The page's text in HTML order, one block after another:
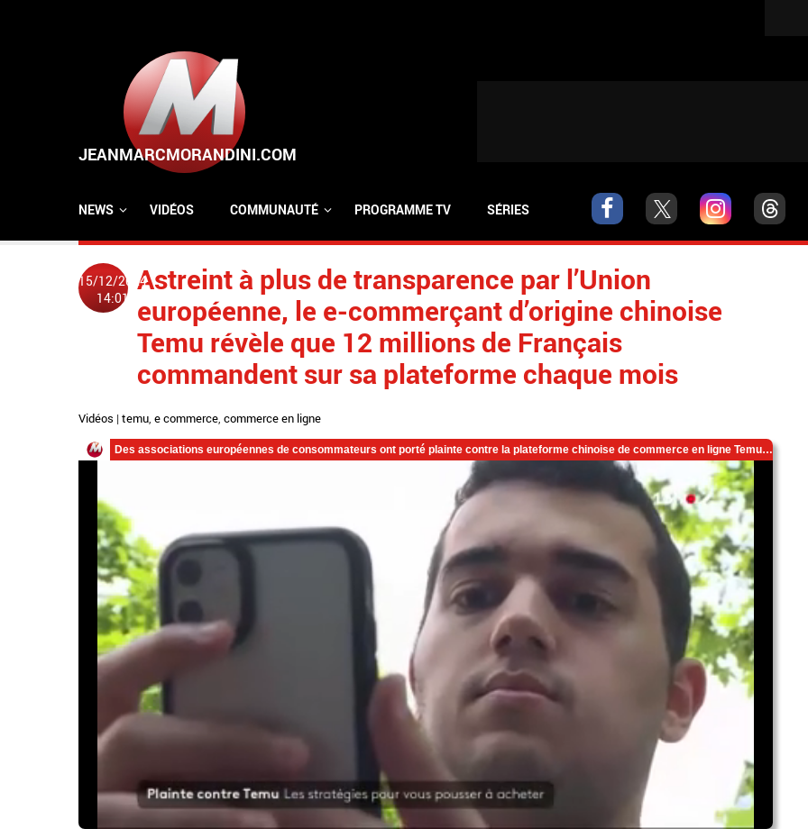
NEWS VIDÉOS COMMUNAUTÉ PROGRAMME TV SÉRIES
15/12/2024
14:01
Astreint à plus de transparence par l’Union
européenne, le e-commerçant d’origine chinoise
Temu révèle que 12 millions de Français
commandent sur sa plateforme chaque mois
Vidéos | temu, e commerce, commerce en ligne